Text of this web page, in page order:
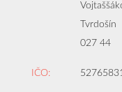
Tvrdošín
027 44
IČO: